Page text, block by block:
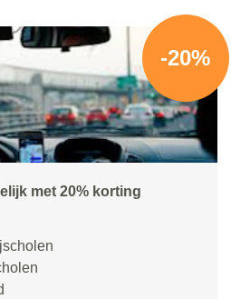
-20%
met 20% korting